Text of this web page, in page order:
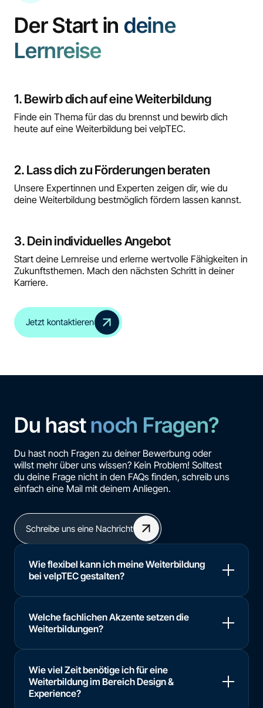
Der Start in deine
Lernreise
1. Bewirb dich auf eine Weiterbildung
Finde ein Thema für das du brennst und bewirb dich
heute auf eine Weiterbildung bei velpTEC.
2. Lass dich zu Förderungen beraten
Unsere Expertinnen und Experten zeigen dir, wie du
deine Weiterbildung bestmöglich fördern lassen kannst.
3. Dein individuelles Angebot
Start deine Lernreise und erlerne wertvolle Fähigkeiten in
Zukunftsthemen. Mach den nächsten Schritt in deiner
Karriere.
Jetzt kontaktieren
Du hastnoch Fragen?
Du hast noch Fragen zu deiner Bewerbung oder
willst mehr über uns wissen? Kein Problem! Solltest
du deine Frage nicht in den FAQs finden, schreib uns
einfach eine Mail mit deinem Anliegen.
Schreibe uns eine Nachricht
Wie flexibel kann ich meine Weiterbildung
bei velpTEC gestalten?
Welche fachlichen Akzente setzen die
Weiterbildungen?
Wie viel Zeit benötige ich für eine
Weiterbildung im Bereich Design &
Experience?